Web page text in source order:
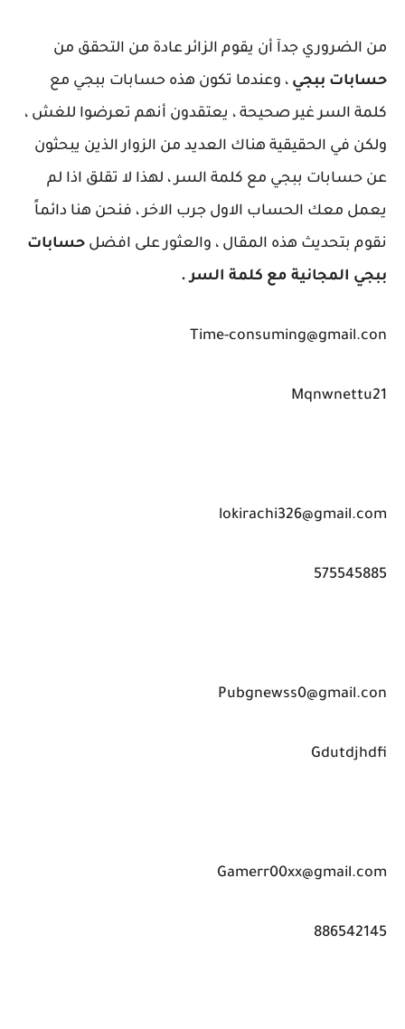
من الضروري جدآ أن يقوم الزائر عادة من التحقق من
حسابات ببجي ، وعندما تكون هذه حسابات ببجي مع
كلمة السر غير صحيحة ، يعتقدون أنهم تعرضوا للغش ،
ولكن في الحقيقية هناك العديد من الزوار الذين يبحثون
عن حسابات ببجي مع كلمة السر ، لهذا لا تقلق اذا لم
يعمل معك الحساب الاول جرب الاخر ، فنحن هنا دائماً
نقوم بتحديث هذه المقال ، والعثور على افضل حسابات
ببجي المجانية مع كلمة السر .
Time-consuming@gmail.con
Mqnwnettu21
lokirachi326@gmail.com
575545885
Pubgnewss0@gmail.con
Gdutdjhdfi
Gamerr00xx@gmail.com
886542145